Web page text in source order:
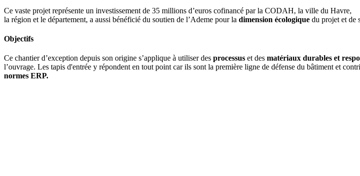
Ce vaste projet représente un investissement de 35 millions d’euros cofinancé par la CODAH, la ville du Havre,
la région et le département, a aussi bénéficié du soutien de l’Ademe pour la dimension écologique du projet et de
Objectifs
Ce chantier d’exception depuis son origine s’applique à utiliser des processus et des matériaux durables et
l’ouvrage. Les tapis d'entrée y répondent en tout point car ils sont la première ligne de défense du bâtiment et
normes ERP.